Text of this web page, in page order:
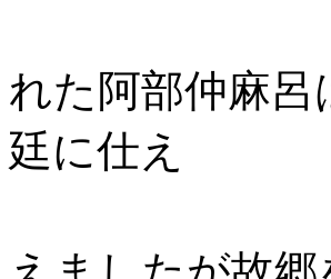
れた阿部仲麻
廷に仕え